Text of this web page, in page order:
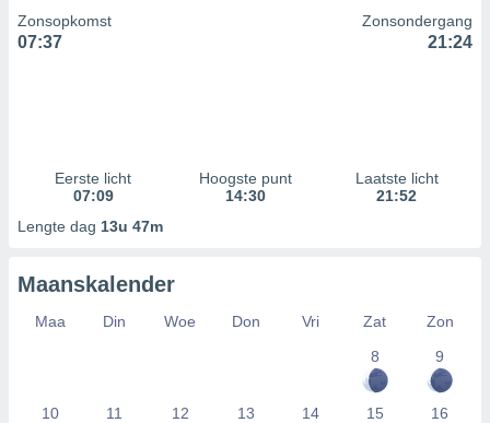
Zonsopkomst
07:37
Zonsondergang
21:24
Eerste licht
07:09
Hoogste punt
14:30
Laatste licht
21:52
Lengte dag 13u 47m
Maanskalender
Maa Din Woe Don Vri Zat
Zon
8
9
10 11 12 13 14 15 16